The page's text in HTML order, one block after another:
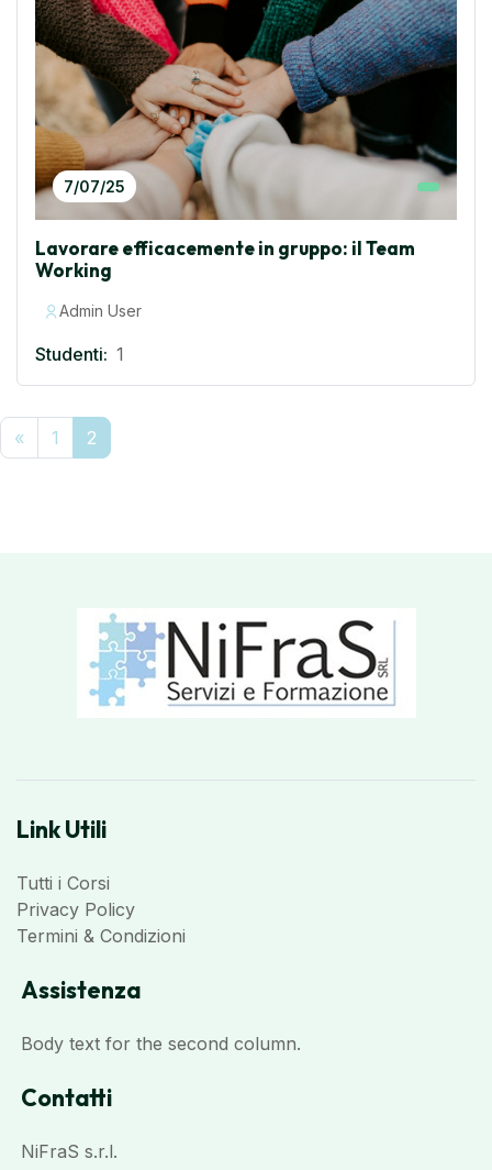
7/07/25
Lavorare efficacemente in gruppo: il Team
Working
Admin User
Studenti: 1
«Pagina precedente
1 Pagina 1
2
Link Utili
Tutti i Corsi
Privacy Policy
Termini & Condizioni
Assistenza
Body text for the second column.
Contatti
NiFraS s.r.l.